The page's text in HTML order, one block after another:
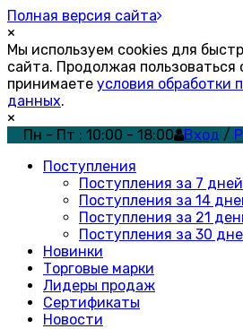
Полная версия сайта
×
Мы используем cookies для
сайта. Продолжая пользоваться
принимаете условия обработки
данных.
×
Пн - Пт : 10:00 - 18:00
Вход /
Поступления
Поступления за 7 дней
Поступления за 14
Поступления за 21
Поступления за 30
Новинки
Торговые марки
Лидеры продаж
Сертификаты
Новости